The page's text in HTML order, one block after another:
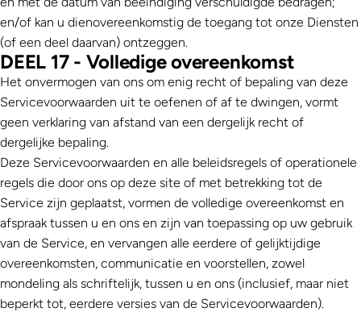
en/of kan u dienovereenkomstig de toegang tot onze Diensten
(of een deel daarvan) ontzeggen.
DEEL 17 - Volledige overeenkomst
Het onvermogen van ons om enig recht of bepaling van deze
Servicevoorwaarden uit te oefenen of af te dwingen, vormt
geen verklaring van afstand van een dergelijk recht of
dergelijke bepaling.
Deze Servicevoorwaarden en alle beleidsregels of operationele
regels die door ons op deze site of met betrekking tot de
Service zijn geplaatst, vormen de volledige overeenkomst en
afspraak tussen u en ons en zijn van toepassing op uw gebruik
van de Service, en vervangen alle eerdere of gelijktijdige
overeenkomsten, communicatie en voorstellen, zowel
mondeling als schriftelijk, tussen u en ons (inclusief, maar niet
beperkt tot, eerdere versies van de Servicevoorwaarden).